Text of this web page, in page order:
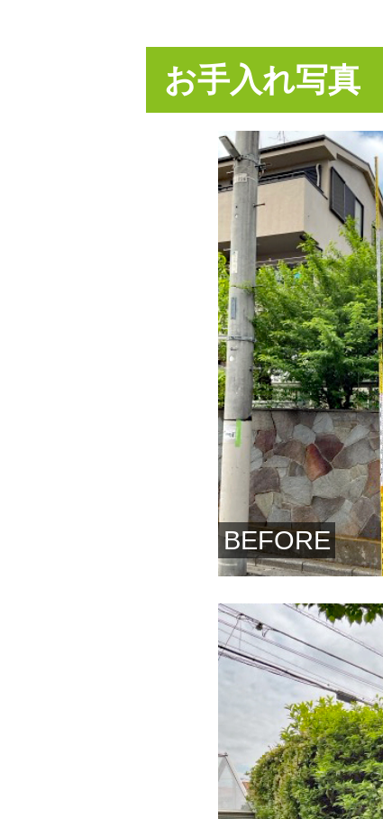
お手入れ写真
BEFORE